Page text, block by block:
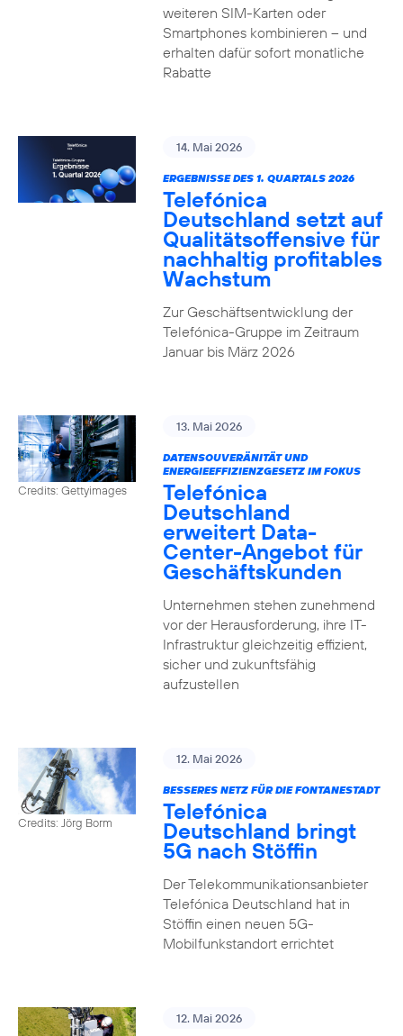
weiteren SIM-Karten oder
Smartphones kombinieren – und
erhalten dafür sofort monatliche
Rabatte
14. Mai 2026
ERGEBNISSE DES 1. QUARTALS 2026
Telefónica
Deutschland setzt auf
Qualitätsoffensive für
nachhaltig profitables
Wachstum
Zur Geschäftsentwicklung der
Telefónica-Gruppe im Zeitraum
Januar bis März 2026
Credits: Gettyimages
13. Mai 2026
DATENSOUVERÄNITÄT UND
ENERGIEEFFIZIENZGESETZ IM FOKUS
Telefónica
Deutschland
erweitert Data-
Center-Angebot für
Geschäftskunden
Unternehmen stehen zunehmend
vor der Herausforderung, ihre IT-
Infrastruktur gleichzeitig effizient,
sicher und zukunftsfähig
aufzustellen
Credits: Jörg Borm
12. Mai 2026
BESSERES NETZ FÜR DIE FONTANESTADT
Telefónica
Deutschland bringt
5G nach Stöffin
Der Telekommunikationsanbieter
Telefónica Deutschland hat in
Stöffin einen neuen 5G-
Mobilfunkstandort errichtet
12. Mai 2026